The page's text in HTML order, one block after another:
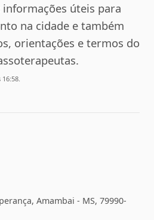
informações úteis para
na cidade e também
orientações e termos do
Amambai - MS, 79990-